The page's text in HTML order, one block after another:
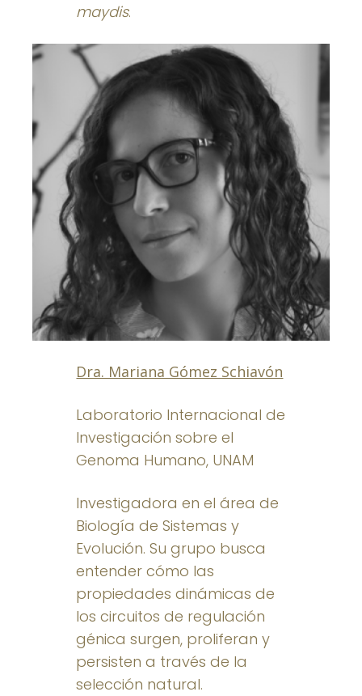
maydis.
Dra. Mariana Gómez Schiavón
Laboratorio Internacional de
Investigación sobre el
Genoma Humano, UNAM
Investigadora en el área de
Biología de Sistemas y
Evolución. Su grupo busca
entender cómo las
propiedades dinámicas de
los circuitos de regulación
génica surgen, proliferan y
persisten a través de la
selección natural.